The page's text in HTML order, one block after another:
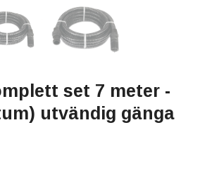
set 7 meter -
utvändig gänga